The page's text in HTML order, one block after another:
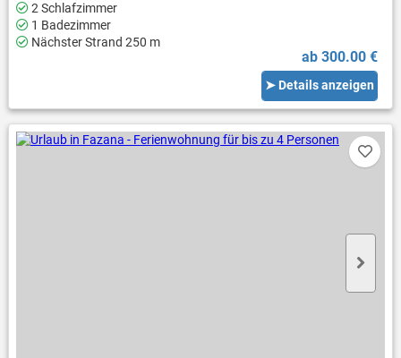
2 Schlafzimmer
1 Badezimmer
Nächster Strand 250 m
ab 300.00 €
➤ Details anzeigen